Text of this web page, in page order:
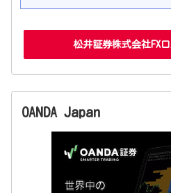
松井証券株式会社FX
OANDA Japan